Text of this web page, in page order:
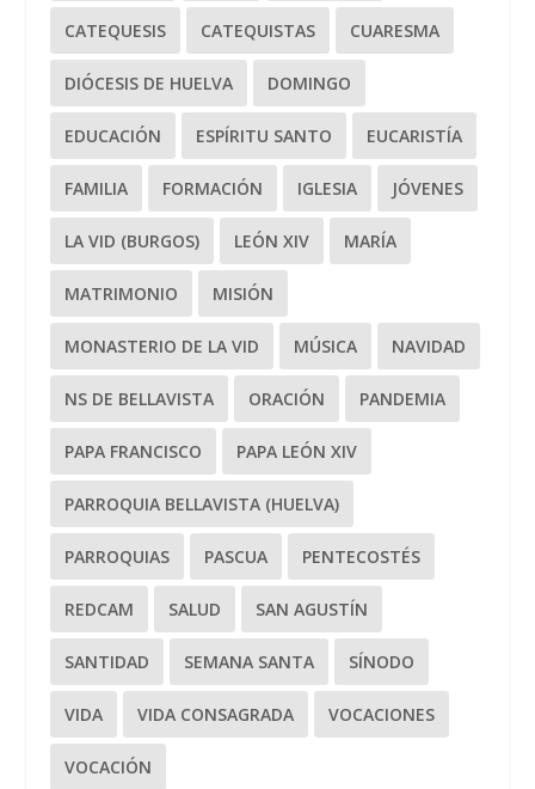
CATEQUESIS CATEQUISTAS CUARESMA
DIÓCESIS DE HUELVA DOMINGO
EDUCACIÓN ESPÍRITU SANTO EUCARISTÍA
FAMILIA FORMACIÓN IGLESIA JÓVENES
LA VID (BURGOS) LEÓN XIV MARÍA
MATRIMONIO MISIÓN
MONASTERIO DE LA VID MÚSICA NAVIDAD
NS DE BELLAVISTA ORACIÓN PANDEMIA
PAPA FRANCISCO PAPA LEÓN XIV
PARROQUIA BELLAVISTA (HUELVA)
PARROQUIAS PASCUA PENTECOSTÉS
REDCAM SALUD SAN AGUSTÍN
SANTIDAD SEMANA SANTA SÍNODO
VIDA VIDA CONSAGRADA VOCACIONES
VOCACIÓN